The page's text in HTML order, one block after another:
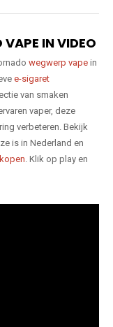
IN VIDEO
wegwerp vape in
e-sigaret
van smaken
vaper, deze
verbeteren. Bekijk
is in Nederland en
kopen. Klik op play en